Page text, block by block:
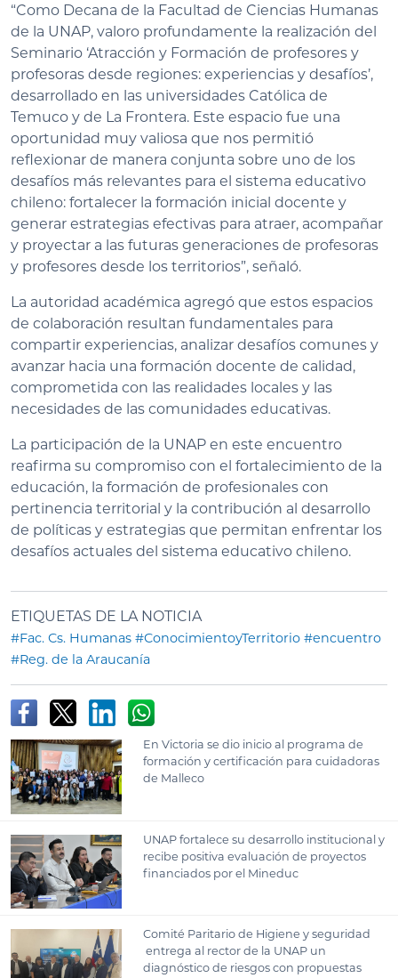
“Como Decana de la Facultad de Ciencias Humanas
de la UNAP, valoro profundamente la realización del
Seminario ‘Atracción y Formación de profesores y
profesoras desde regiones: experiencias y desafíos’,
desarrollado en las universidades Católica de
Temuco y de La Frontera. Este espacio fue una
oportunidad muy valiosa que nos permitió
reflexionar de manera conjunta sobre uno de los
desafíos más relevantes para el sistema educativo
chileno: fortalecer la formación inicial docente y
generar estrategias efectivas para atraer, acompañar
y proyectar a las futuras generaciones de profesoras
y profesores desde los territorios”, señaló.
La autoridad académica agregó que estos espacios
de colaboración resultan fundamentales para
compartir experiencias, analizar desafíos comunes y
avanzar hacia una formación docente de calidad,
comprometida con las realidades locales y las
necesidades de las comunidades educativas.
La participación de la UNAP en este encuentro
reafirma su compromiso con el fortalecimiento de la
educación, la formación de profesionales con
pertinencia territorial y la contribución al desarrollo
de políticas y estrategias que permitan enfrentar los
desafíos actuales del sistema educativo chileno.
ETIQUETAS DE LA NOTICIA
#Fac. Cs. Humanas #ConocimientoyTerritorio #encuentro
#Reg. de la Araucanía
En Victoria se dio inicio al programa de
formación y certificación para cuidadoras
de Malleco
UNAP fortalece su desarrollo institucional y
recibe positiva evaluación de proyectos
financiados por el Mineduc
Comité Paritario de Higiene y seguridad
entrega al rector de la UNAP un
diagnóstico de riesgos con propuestas